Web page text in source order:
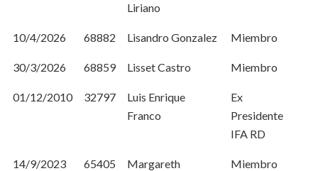
Liriano
10/4/2026 68882 Lisandro Gonzalez Miembro
30/3/2026 68859 Lisset Castro Miembro
01/12/2010 32797
Luis Enrique
Franco
Ex
Presidente
IFA RD
14/9/2023 65405
Margareth
Miembro